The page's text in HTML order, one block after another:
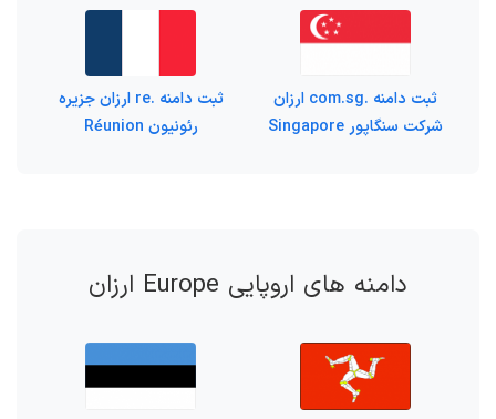
ثبت دامنه .com.sg ارزان
شرکت سنگاپور Singapore
ثبت دامنه .re ارزان جزیره‌
رئونیون Réunion
دامنه های اروپایی Europe ارزان